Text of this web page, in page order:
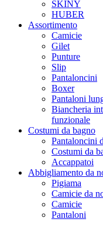
SKINY
HUBER
Assortimento
Camicie
Gilet
Punture
Slip
Pantaloncini
Boxer
Pantaloni
Biancheria
funzionale
Costumi da bagno
Pantaloncini
Costumi da
Accappatoi
Abbigliamento da
Pigiama
Camicie da
Camicie
Pantaloni